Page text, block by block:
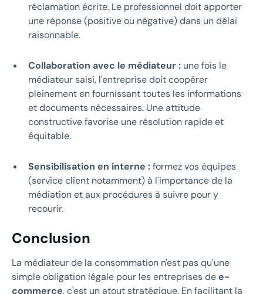
réclamation écrite. Le professionnel doit apporter
une réponse (positive ou négative) dans un délai
raisonnable.
Collaboration avec le médiateur : une fois le
médiateur saisi, l'entreprise doit coopérer
pleinement en fournissant toutes les informations
et documents nécessaires. Une attitude
constructive favorise une résolution rapide et
équitable.
Sensibilisation en interne :formez vos équipes
(service client notamment) à l'importance de la
médiation et aux procédures à suivre pour y
recourir.
Conclusion
La médiateur de la consommation n'est pas qu'une
simple obligation légale pour les entreprises dee-
commerce, c'est un atout stratégique. En facilitant la